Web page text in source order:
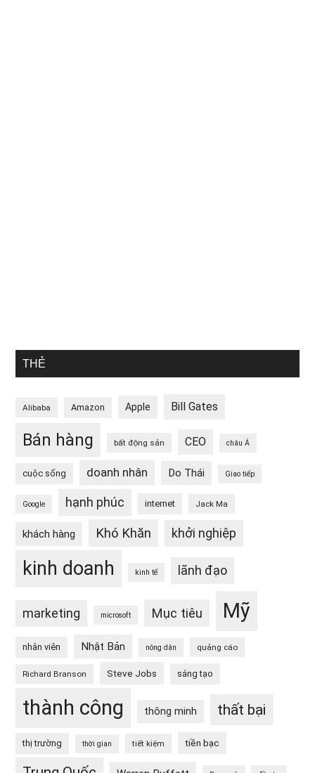
THẺ
Alibaba Amazon Apple Bill Gates
Bán hàng bất động sản CEO châu Á
cuộc sống doanh nhân Do Thái Giao tiếp
Google hạnh phúc internet Jack Ma
khách hàng Khó Khăn khởi nghiệp
kinh doanh kinh tế lãnh đạo
marketing microsoft Mục tiêu Mỹ
nhân viên Nhật Bản nông dân quảng cáo
Richard Branson Steve Jobs sáng tạo
thành công thông minh thất bại
thị trường thời gian tiết kiệm tiền bạc